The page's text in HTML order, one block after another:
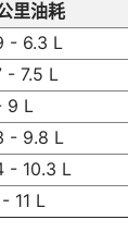
里油耗
- 6.3 L
- 7.5 L
9 L
- 9.8 L
- 10.3 L
11 L